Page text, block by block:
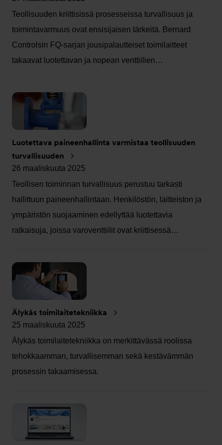
Teollisuuden kriittisissä prosesseissa turvallisuus ja
toimintavarmuus ovat ensisijaisen tärkeitä. Bernard
Controlsin FQ-sarjan jousipalautteiset toimilaitteet
takaavat luotettavan ja nopean venttiilien…
Luotettava paineenhallinta varmistaa teollisuuden
turvallisuuden
26 maaliskuuta 2025
Teollisen toiminnan turvallisuus perustuu tarkasti
hallittuun paineenhallintaan. Henkilöstön, laitteiston ja
ympäristön suojaaminen edellyttää luotettavia
ratkaisuja, joissa varoventtiilit ovat kriittisessä…
Älykäs toimilaitetekniikka
25 maaliskuuta 2025
Älykäs toimilaitetekniikka on merkittävässä roolissa
tehokkaamman, turvallisemman sekä kestävämmän
prosessin takaamisessa.